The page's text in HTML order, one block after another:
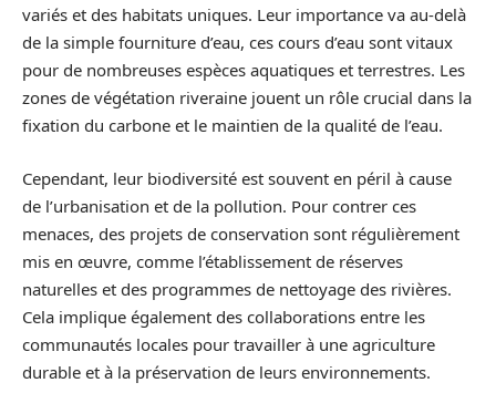
variés et des habitats uniques. Leur importance va au-delà
de la simple fourniture d’eau, ces cours d’eau sont vitaux
pour de nombreuses espèces aquatiques et terrestres. Les
zones de végétation riveraine jouent un rôle crucial dans la
fixation du carbone et le maintien de la qualité de l’eau.
Cependant, leur biodiversité est souvent en péril à cause
de l’urbanisation et de la pollution. Pour contrer ces
menaces, des projets de conservation sont régulièrement
mis en œuvre, comme l’établissement de réserves
naturelles et des programmes de nettoyage des rivières.
Cela implique également des collaborations entre les
communautés locales pour travailler à une agriculture
durable et à la préservation de leurs environnements.